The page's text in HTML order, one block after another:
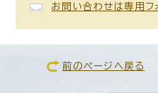
お問い合わせは専用フ
前のページへ戻る